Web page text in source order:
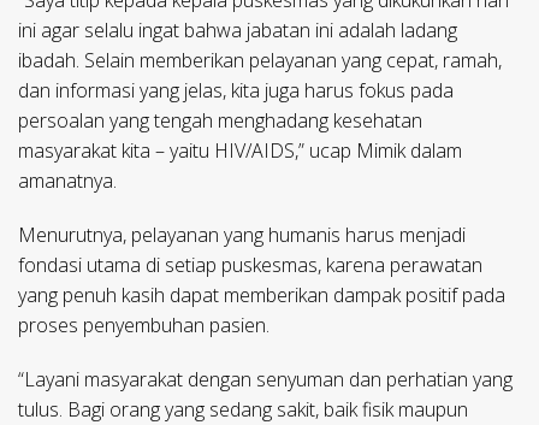
ini agar selalu ingat bahwa jabatan ini adalah ladang
ibadah. Selain memberikan pelayanan yang cepat, ramah,
dan informasi yang jelas, kita juga harus fokus pada
persoalan yang tengah menghadang kesehatan
masyarakat kita – yaitu HIV/AIDS,” ucap Mimik dalam
amanatnya.
Menurutnya, pelayanan yang humanis harus menjadi
fondasi utama di setiap puskesmas, karena perawatan
yang penuh kasih dapat memberikan dampak positif pada
proses penyembuhan pasien.
“Layani masyarakat dengan senyuman dan perhatian yang
tulus. Bagi orang yang sedang sakit, baik fisik maupun